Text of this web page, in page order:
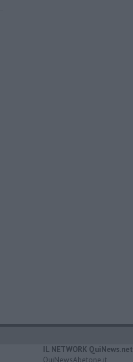
IL NETWORK QuiNews.net
QuiNewsAbetone.it